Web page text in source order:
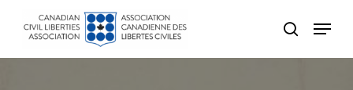
recherche
Menu